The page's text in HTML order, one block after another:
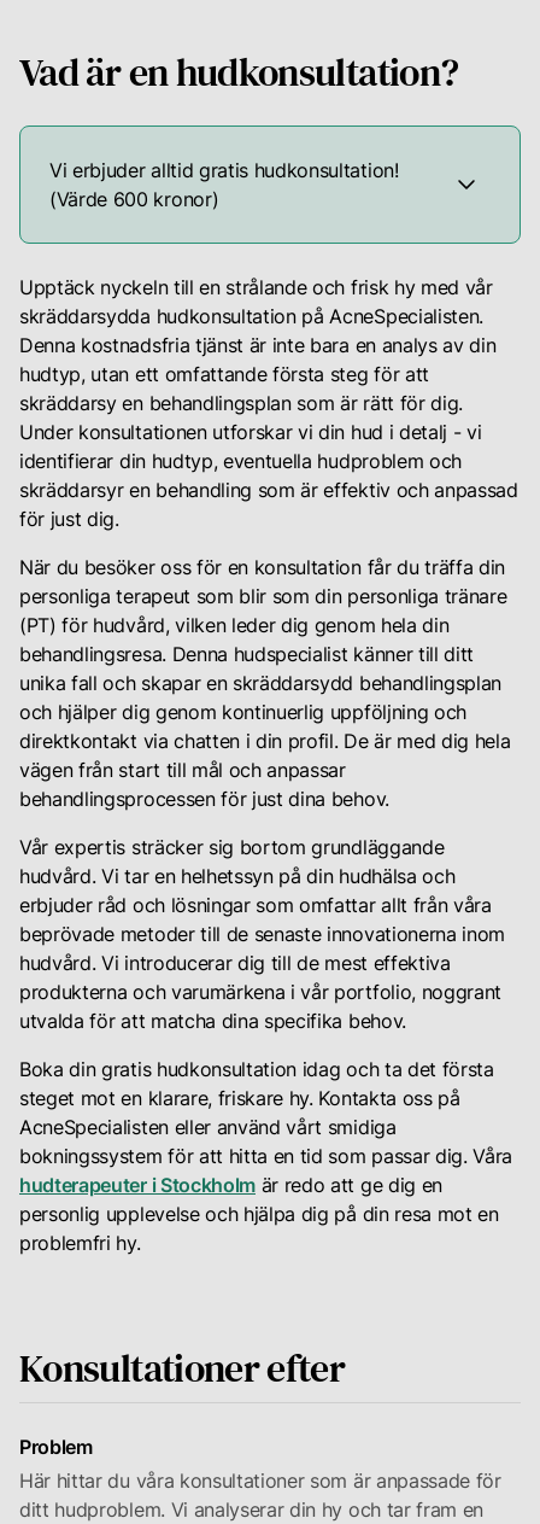
karriär
Logga
att
se
dina
rekomendationer
samt
chatta
med
din
personliga
hudterapeut
Till inloggning
Vad är en hudkonsultation?
Vi erbjuder alltid gratis hudkonsultation!
(Värde 600 kronor)
konsultationer
är
gratis
om
man
kommer
på
det
bokade
Vid
uteblivet
besök
som
inte
avbokas
senast
24
timmar
innan
den
bokade
tiden
debiterar
500
Upptäck nyckeln till en strålande och frisk hy med vår
skräddarsydda hudkonsultation på AcneSpecialisten.
Denna kostnadsfria tjänst är inte bara en analys av din
hudtyp, utan ett omfattande första steg för att
skräddarsy en behandlingsplan som är rätt för dig.
Under konsultationen utforskar vi din hud i detalj - vi
identifierar din hudtyp, eventuella hudproblem och
skräddarsyr en behandling som är effektiv och anpassad
för just dig.
När du besöker oss för en konsultation får du träffa din
personliga terapeut som blir som din personliga tränare
(PT) för hudvård, vilken leder dig genom hela din
behandlingsresa. Denna hudspecialist känner till ditt
unika fall och skapar en skräddarsydd behandlingsplan
och hjälper dig genom kontinuerlig uppföljning och
direktkontakt via chatten i din profil. De är med dig hela
vägen från start till mål och anpassar
behandlingsprocessen för just dina behov.
Vår expertis sträcker sig bortom grundläggande
hudvård. Vi tar en helhetssyn på din hudhälsa och
erbjuder råd och lösningar som omfattar allt från våra
beprövade metoder till de senaste innovationerna inom
hudvård. Vi introducerar dig till de mest effektiva
produkterna och varumärkena i vår portfolio, noggrant
utvalda för att matcha dina specifika behov.
Boka din gratis hudkonsultation idag och ta det första
steget mot en klarare, friskare hy. Kontakta oss på
AcneSpecialisten eller använd vårt smidiga
bokningssystem för att hitta en tid som passar dig. Våra
hudterapeuter i Stockholm är redo att ge dig en
personlig upplevelse och hjälpa dig på din resa mot en
problemfri hy.
Konsultationer efter
Problem
Här hittar du våra konsultationer som är anpassade för
ditt hudproblem. Vi analyserar din hy och tar fram en